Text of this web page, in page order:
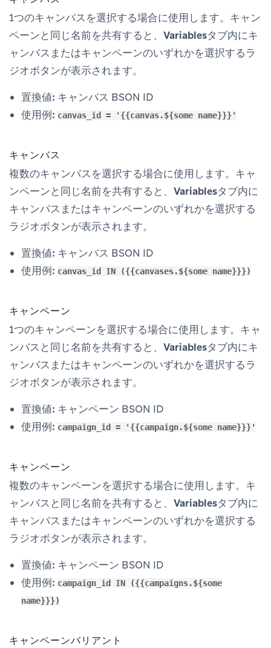
1つのキャンバスを選択する場合に使用します。キャン
ペーンと同じ名前を共有すると、 Variablesタブ内にキ
ャンバスまたはキャンペーンのいずれかを選択するラ
ジオボタンが表示されます。
置換値: キャンバス BSON ID
使用例: canvas_id = '{{canvas.${some name}}}'
キャンバス
複数のキャンバスを選択する場合に使用します。キャ
ンペーンと同じ名前を共有すると、 Variablesタブ内に
キャンバスまたはキャンペーンのいずれかを選択する
ラジオボタンが表示されます。
置換値: キャンバス BSON ID
使用例: canvas_id IN ({{canvases.${some name}}})
キャンペーン
1つのキャンペーンを選択する場合に使用します。キャ
ンバスと同じ名前を共有すると、 Variablesタブ内にキ
ャンバスまたはキャンペーンのいずれかを選択するラ
ジオボタンが表示されます。
置換値: キャンペーン BSON ID
使用例: campaign_id = '{{campaign.${some name}}}'
キャンペーン
複数のキャンペーンを選択する場合に使用します。キ
ャンバスと同じ名前を共有すると、 Variablesタブ内に
キャンバスまたはキャンペーンのいずれかを選択する
ラジオボタンが表示されます。
置換値: キャンペーン BSON ID
使用例: campaign_id IN ({{campaigns.${some
name}}})
キャンペーンバリアント